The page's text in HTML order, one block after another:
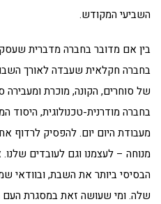
השביעי המקודש.
בין אם מדובר בחברה מדברית
בחברה חקלאית שעבדה לאורך
של סוחרים, הקונה, מוכרת ומעבירה
בחברה מודרנית-טכנולוגית, היסוד
מעבודת היום יום. להפסיק לרדוף
מנוחה – לעצמנו וגם לעובדים
הבסיסי ביותר את השבת, ובוודאי
שלה. ומי שעושה זאת במסגרת העם